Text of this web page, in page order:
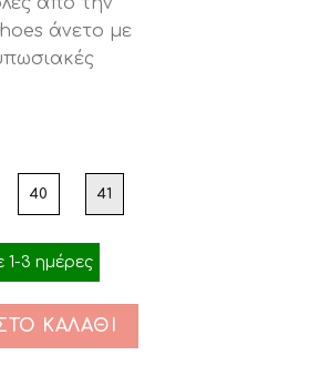
άνετο με
40 41
3 ημέρες
ΚΑΛΆΘΙ